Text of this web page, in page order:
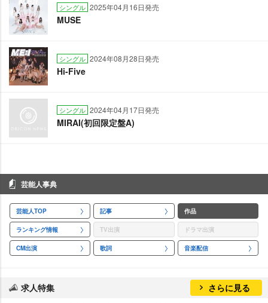
シングル 2025年04月16日発売
MUSE
シングル 2024年08月28日発売
Hi-Five
シングル 2024年04月17日発売
MIRAI(初回限定盤A)
芸能人事典
芸能人TOP 記事 作品
ランキング情報 TV出演 ドラマ出演
CM出演 歌詞 音楽配信
求人特集 さらに見る